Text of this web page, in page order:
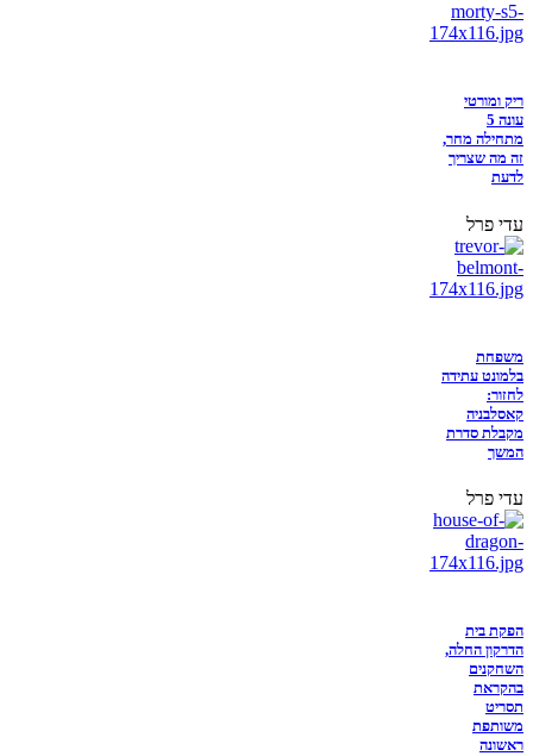
ריק ומורטי
עונה 5
מתחילה מחר,
זה מה שצריך
לדעת
עדי פרל
משפחת
בלמונט עתידה
לחזור:
קאסלבניה
מקבלת סדרת
המשך
עדי פרל
הפקת בית
הדרקון החלה,
השחקנים
בהקראת
תסריט
משותפת
ראשונה